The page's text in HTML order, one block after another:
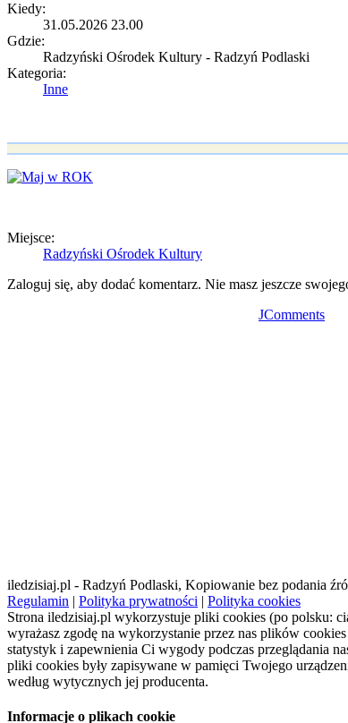
Kiedy:
31.05.2026 23.00
Gdzie:
Radzyński Ośrodek Kultury - Radzyń Podlaski
Kategoria:
Inne
Miejsce:
Radzyński Ośrodek Kultury
Zaloguj się, aby dodać komentarz. Nie masz jeszcze
JComments
iledzisiaj.pl - Radzyń Podlaski, Kopiowanie bez podania
Regulamin | Polityka prywatności | Polityka cookies
Strona iledzisiaj.pl wykorzystuje pliki cookies (po polsku:
wyrażasz zgodę na wykorzystanie przez nas plików
statystyk i zapewnienia Ci wygody podczas przeglądania
pliki cookies były zapisywane w pamięci Twojego
według wytycznych jej producenta.
Informacje o plikach cookie